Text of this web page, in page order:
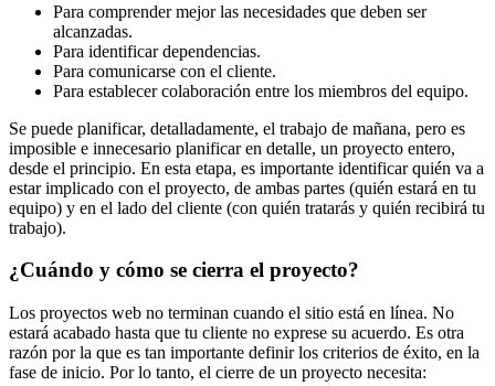
Para comprender mejor las necesidades que deben ser
alcanzadas.
Para identificar dependencias.
Para comunicarse con el cliente.
Para establecer colaboración entre los miembros del equipo.
Se puede planificar, detalladamente, el trabajo de mañana, pero es
imposible e innecesario planificar en detalle, un proyecto entero,
desde el principio. En esta etapa, es importante identificar quién va a
estar implicado con el proyecto, de ambas partes (quién estará en tu
equipo) y en el lado del cliente (con quién tratarás y quién recibirá tu
trabajo).
¿Cuándo y cómo se cierra el proyecto?
Los proyectos web no terminan cuando el sitio está en línea. No
estará acabado hasta que tu cliente no exprese su acuerdo. Es otra
razón por la que es tan importante definir los criterios de éxito, en la
fase de inicio. Por lo tanto, el cierre de un proyecto necesita: